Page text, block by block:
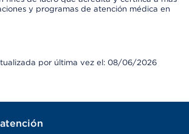
y programas de atención médica en
por última vez el: 08/06/2026